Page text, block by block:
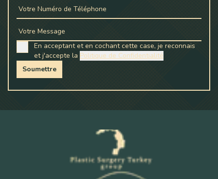
Votre Numéro de Téléphone
Votre Message
En acceptant et en cochant cette case, je reconnais
et j'accepte la Politique de Confidentialité
Soumettre